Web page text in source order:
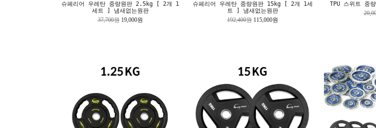
슈페리어 우레탄 중량원판 2.5kg [ 2개 1
세트 ] 냄새없는원판
37,700원 19,000원
슈페리어 우레탄 중량원판 15kg [ 2개 1세
트 ] 냄새없는원판
192,400원 115,000원
TPU 스위트 중